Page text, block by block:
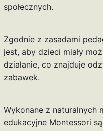
społecznych.
Zgodnie z zasadami
jest, aby dzieci miały
działanie, co znajduje
zabawek.
Wykonane z naturalnych
edukacyjne Montessori